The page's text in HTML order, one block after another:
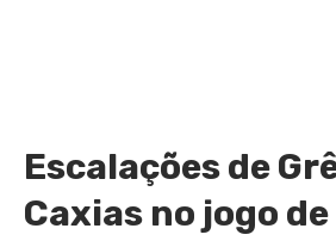
Escalações de
Caxias no jogo